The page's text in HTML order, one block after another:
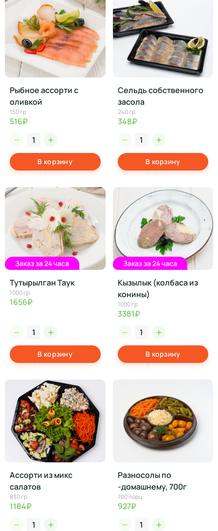
Рыбное ассорти с
оливкой
150 гр
516₽
В корзину
Сельдь собственного
засола
240 гр
348₽
В корзину
Заказ за 24 часа
Тутырылган Таук
1000 гр
1656₽
В корзину
Заказ за 24 часа
Кызылык (колбаса из
конины)
1000 гр
3381₽
В корзину
Ассорти из микс
салатов
830 гр
1184₽
Разносолы по
-домашнему, 700г
700 порц
927₽